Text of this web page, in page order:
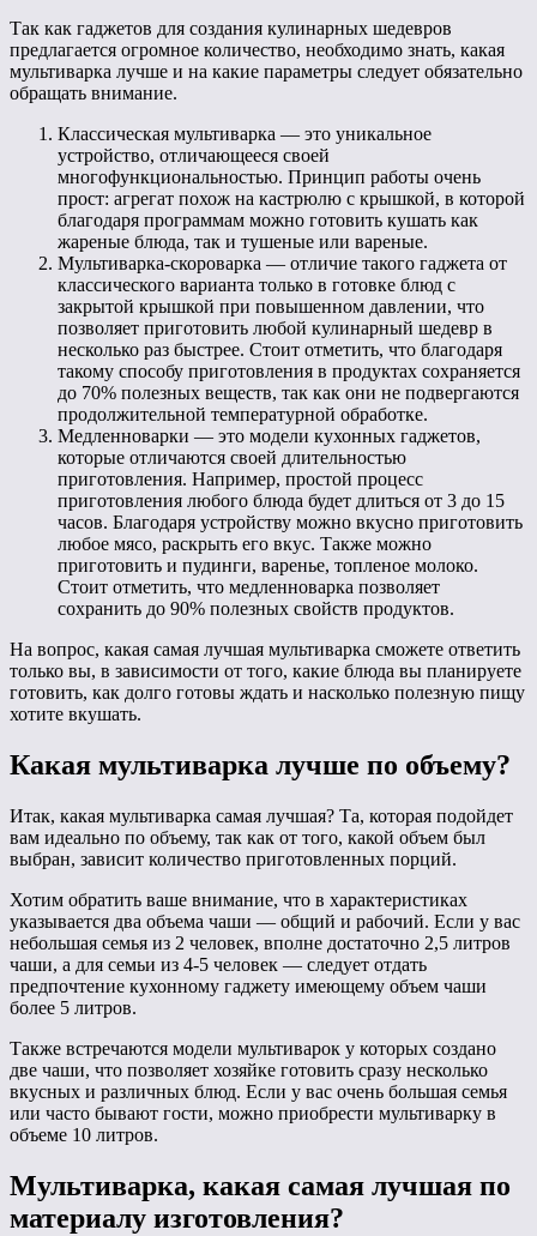
Так как гаджетов для создания кулинарных шедевров
предлагается огромное количество, необходимо знать, какая
мультиварка лучше и на какие параметры следует обязательно
обращать внимание.
Классическая мультиварка — это уникальное
устройство, отличающееся своей
многофункциональностью. Принцип работы очень
прост: агрегат похож на кастрюлю с крышкой, в которой
благодаря программам можно готовить кушать как
жареные блюда, так и тушеные или вареные.
Мультиварка-скороварка — отличие такого гаджета от
классического варианта только в готовке блюд с
закрытой крышкой при повышенном давлении, что
позволяет приготовить любой кулинарный шедевр в
несколько раз быстрее. Стоит отметить, что благодаря
такому способу приготовления в продуктах сохраняется
до 70% полезных веществ, так как они не подвергаются
продолжительной температурной обработке.
Медленноварки — это модели кухонных гаджетов,
которые отличаются своей длительностью
приготовления. Например, простой процесс
приготовления любого блюда будет длиться от 3 до 15
часов. Благодаря устройству можно вкусно приготовить
любое мясо, раскрыть его вкус. Также можно
приготовить и пудинги, варенье, топленое молоко.
Стоит отметить, что медленноварка позволяет
сохранить до 90% полезных свойств продуктов.
На вопрос, какая самая лучшая мультиварка сможете ответить
только вы, в зависимости от того, какие блюда вы планируете
готовить, как долго готовы ждать и насколько полезную пищу
хотите вкушать.
Какая мультиварка лучше по объему?
Итак, какая мультиварка самая лучшая? Та, которая подойдет
вам идеально по объему, так как от того, какой объем был
выбран, зависит количество приготовленных порций.
Хотим обратить ваше внимание, что в характеристиках
указывается два объема чаши — общий и рабочий. Если у вас
небольшая семья из 2 человек, вполне достаточно 2,5 литров
чаши, а для семьи из 4-5 человек — следует отдать
предпочтение кухонному гаджету имеющему объем чаши
более 5 литров.
Также встречаются модели мультиварок у которых создано
две чаши, что позволяет хозяйке готовить сразу несколько
вкусных и различных блюд. Если у вас очень большая семья
или часто бывают гости, можно приобрести мультиварку в
объеме 10 литров.
Мультиварка, какая самая лучшая по
материалу изготовления?